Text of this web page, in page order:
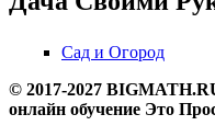
Сад и Огород
© 2017-2027
онлайн обучение Это